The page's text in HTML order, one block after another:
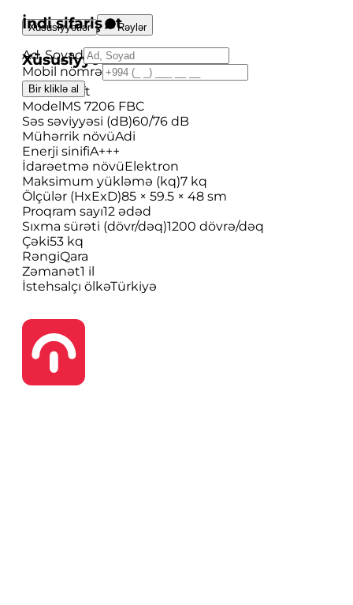
İndi sifariş et
Ad, Soyad
Mobil nömrə
Bir kliklə al
Xüsusiyyətlər Rəylər
Xüsusiyyətlər
BrendKraft
ModelMS 7206 FBC
Səs səviyyəsi (dB)60/76 dB
Mühərrik növüAdi
Enerji sinifiA+++
İdarəetmə növüElektron
Maksimum yükləmə (kq)7 kq
Ölçülər (HxExD)85 × 59.5 × 48 sm
Proqram sayı12 ədəd
Sıxma sürəti (dövr/dəq)1200 dövrə/dəq
Çəki53 kq
RəngiQara
Zəmanət1 il
İstehsalçı ölkəTürkiyə